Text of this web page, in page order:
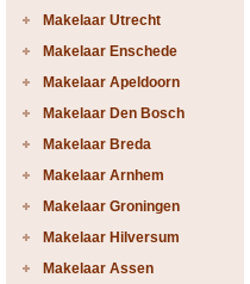
Makelaar Utrecht
Makelaar Enschede
Makelaar Apeldoorn
Makelaar Den Bosch
Makelaar Breda
Makelaar Arnhem
Makelaar Groningen
Makelaar Hilversum
Makelaar Assen